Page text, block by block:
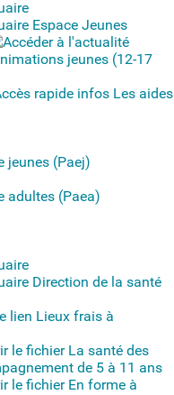
Espace Jeunes
jeunes (12-17
Les aides
jeunes (Paej)
adultes (Paea)
Direction de la santé
Lieux frais à
La santé des
de 5 à 11 ans
En forme à